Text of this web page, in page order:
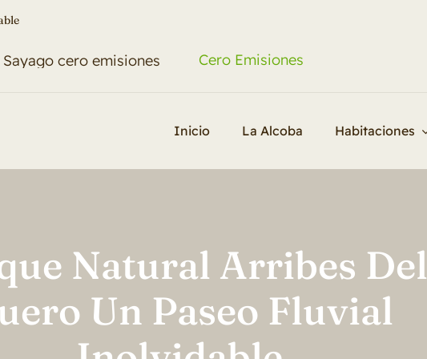
Cero Emisiones
Inicio La Alcoba Habitaciones
Natural Arribes Del
Un Paseo Fluvial